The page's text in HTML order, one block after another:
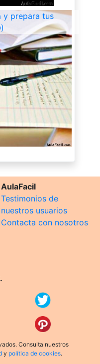
y prepara tus
AulaFacil
Testimonios de
nuestros usuarios
Contacta con nosotros
Consulta nuestros
y política de cookies.